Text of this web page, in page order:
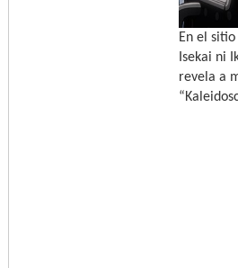
En el
Isekai ni
revela a